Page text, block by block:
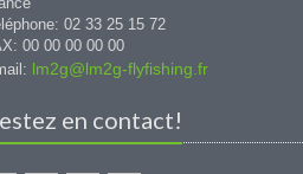
02 33 25 15 72
00 00 00 00 00
lm2g@lm2g-flyfishing.fr
en contact!